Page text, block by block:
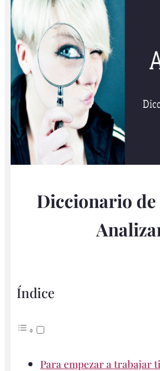
Diccionario de
Índice
Para empezar a trabajar